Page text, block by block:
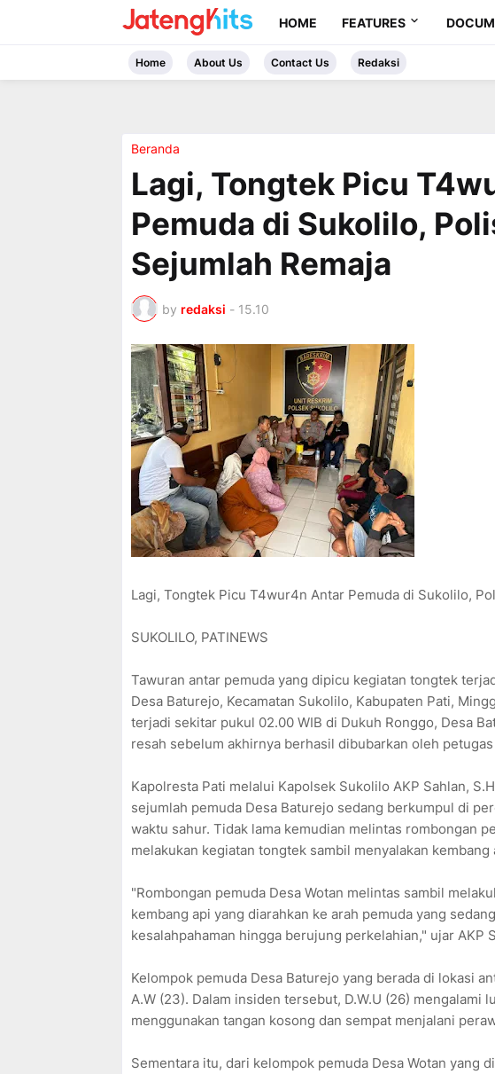
HOME FEATURES
Home About Us Contact Us Redaksi
Beranda
Lagi, Tongtek Picu
Pemuda di Sukolilo,
Sejumlah Remaja
by redaksi - 15.10
Lagi, Tongtek Picu T4wur4n Antar Pemuda di Sukolilo,
SUKOLILO, PATINEWS
Tawuran antar pemuda yang dipicu kegiatan tongtek
Desa Baturejo, Kecamatan Sukolilo, Kabupaten Pati,
terjadi sekitar pukul 02.00 WIB di Dukuh Ronggo, Desa
resah sebelum akhirnya berhasil dibubarkan oleh
Kapolresta Pati melalui Kapolsek Sukolilo AKP Sahlan,
sejumlah pemuda Desa Baturejo sedang berkumpul di
waktu sahur. Tidak lama kemudian melintas rombongan
melakukan kegiatan tongtek sambil menyalakan kembang
"Rombongan pemuda Desa Wotan melintas sambil
kembang api yang diarahkan ke arah pemuda yang
kesalahpahaman hingga berujung perkelahian," ujar AKP
Kelompok pemuda Desa Baturejo yang berada di lokasi
A.W (23). Dalam insiden tersebut, D.W.U (26) mengalami
menggunakan tangan kosong dan sempat menjalani
Sementara itu, dari kelompok pemuda Desa Wotan yang